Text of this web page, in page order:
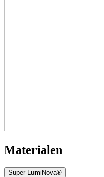
Materialen
Super-LumiNova®